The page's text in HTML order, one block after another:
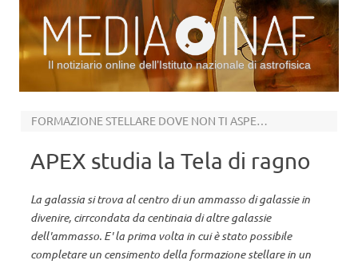
Il notiziario online dell’Istituto nazionale di astrofisica
FORMAZIONE STELLARE DOVE NON TI ASPETTI
APEX studia la Tela di ragno
La galassia si trova al centro di un ammasso di galassie in
divenire, cirrcondata da centinaia di altre galassie
dell'ammasso. E' la prima volta in cui è stato possibile
completare un censimento della formazione stellare in un